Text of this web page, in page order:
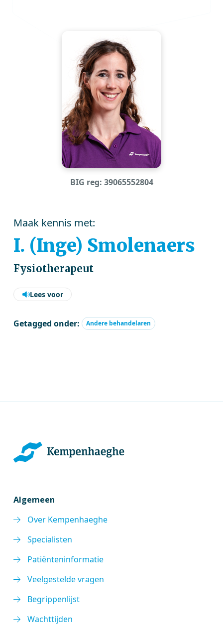
BIG reg: 39065552804
Maak kennis met:
I. (Inge) Smolenaers
Fysiotherapeut
Lees voor
Getagged onder: Andere behandelaren
Algemeen
Over Kempenhaeghe
Specialisten
Patiënteninformatie
Veelgestelde vragen
Begrippenlijst
Wachttijden